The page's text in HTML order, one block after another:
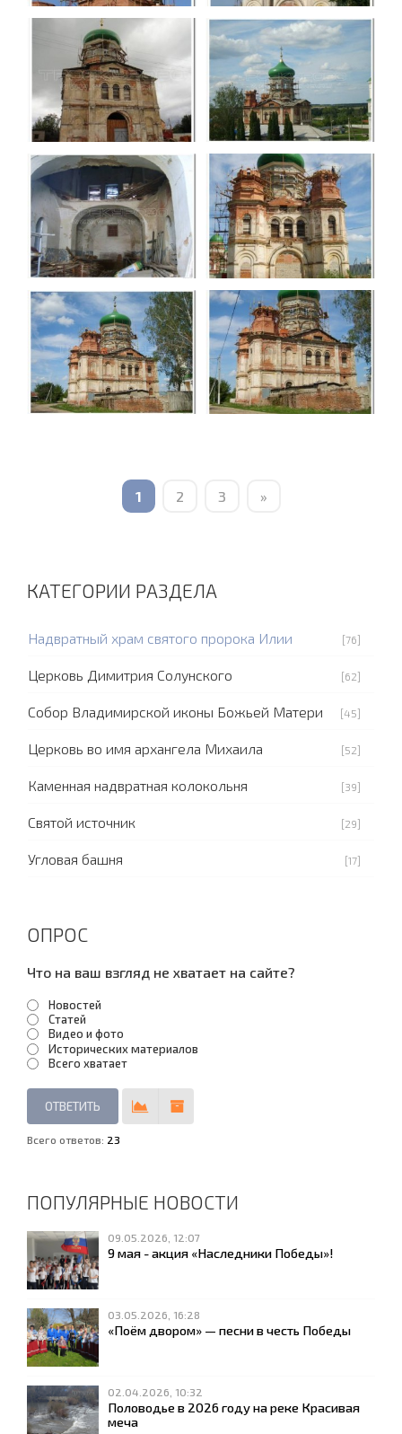
1 2 3 »
КАТЕГОРИИ РАЗДЕЛА
Надвратный храм святого пророка Илии [76]
Церковь Димитрия Солунского [62]
Собор Владимирской иконы Божьей Матери [45]
Церковь во имя архангела Михаила [52]
Каменная надвратная колокольня [39]
Святой источник [29]
Угловая башня [17]
ОПРОС
Что на ваш взгляд не хватает на сайте?
Новостей
Статей
Видео и фото
Исторических материалов
Всего хватает
Всего ответов: 23
ПОПУЛЯРНЫЕ НОВОСТИ
09.05.2026, 12:07
9 мая - акция «Наследники Победы»!
03.05.2026, 16:28
«Поём двором» — песни в честь Победы
02.04.2026, 10:32
Половодье в 2026 году на реке Красивая
меча